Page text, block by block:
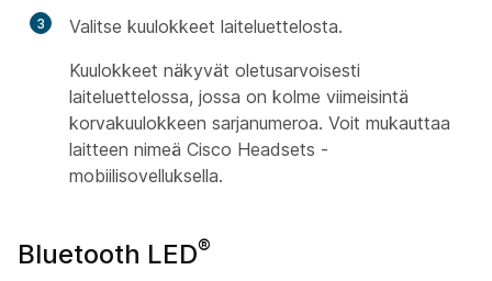
3
Valitse kuulokkeet laiteluettelosta.
Kuulokkeet näkyvät oletusarvoisesti
laiteluettelossa, jossa on kolme viimeisintä
korvakuulokkeen sarjanumeroa. Voit mukauttaa
laitteen nimeä Cisco Headsets -
mobiilisovelluksella.
Bluetooth LED®